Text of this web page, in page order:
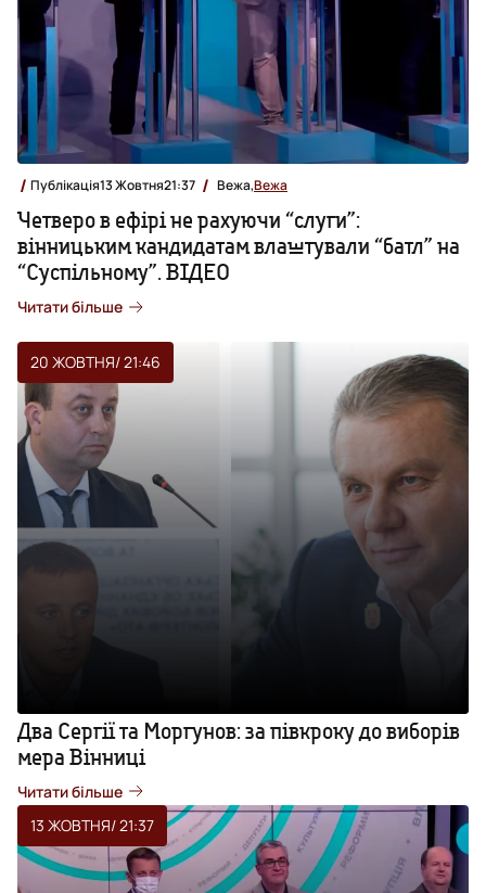
Публікація13 Жовтня21:37 Вежа,Вежа
Четверо в ефірі не рахуючи “слуги”:
вінницьким кандидатам влаштували “батл” на
“Суспільному”. ВІДЕО
Читати більше
20 ЖОВТНЯ/ 21:46
Два Сергії та Моргунов: за півкроку до виборів
мера Вінниці
Читати більше
13 ЖОВТНЯ/ 21:37